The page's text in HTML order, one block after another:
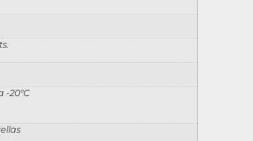
-20ºC